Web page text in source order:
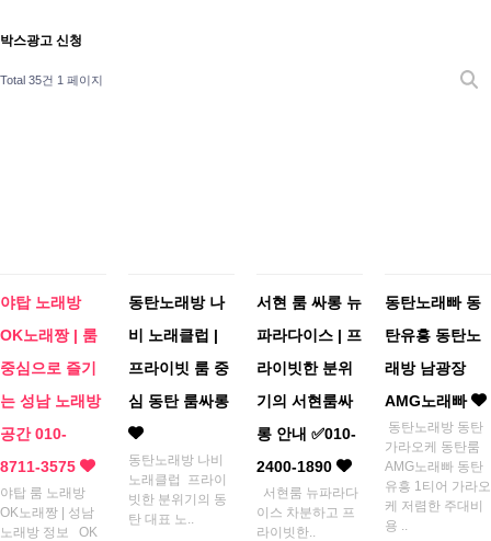
박스광고 신청
Total 35건 1 페이지
야탑 노래방
OK노래짱 | 룸
중심으로 즐기
는 성남 노래방
공간 010-
8711-3575
야탑 룸 노래방
OK노래짱 | 성남
노래방 정보 OK
동탄노래방 나
비 노래클럽 |
프라이빗 룸 중
심 동탄 룸싸롱
동탄노래방 나비
노래클럽 프라이
빗한 분위기의 동
탄 대표 노..
서현 룸 싸롱 뉴
파라다이스 | 프
라이빗한 분위
기의 서현룸싸
롱 안내 ✅010-
2400-1890
서현룸 뉴파라다
이스 차분하고 프
라이빗한..
동탄노래빠 동
탄유흥 동탄노
래방 남광장
AMG노래빠
동탄노래방 동탄
가라오케 동탄룸
AMG노래빠 동탄
유흥 1티어 가라오
케 저렴한 주대비
용 ..